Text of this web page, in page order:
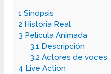
1 Sinopsis
2 Historia Real
3 Película Animada
3.1 Descripción
3.2 Actores de voces
4 Live Action